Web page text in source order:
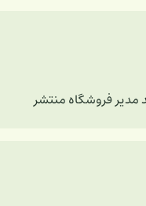
مدیر فروشگاه منتشر